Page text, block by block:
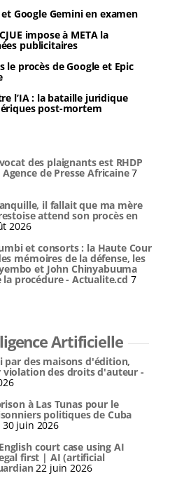
Google Gemini en examen
impose à META la
publicitaires
le procès de Google et Epic
l’IA : la bataille juridique
post-mortem
des plaignants est RHDP
de Presse Africaine 7
il fallait que ma mère
attend son procès en
2026
et consorts : la Haute Cour
mémoires de la défense, les
et John Chinyabuuma
procédure - Actualite.cd 7
Artificielle
par des maisons d'édition,
des droits d'auteur -
à Las Tunas pour le
politiques de Cuba
30 juin 2026
court case using AI
first | AI (artificial
22 juin 2026